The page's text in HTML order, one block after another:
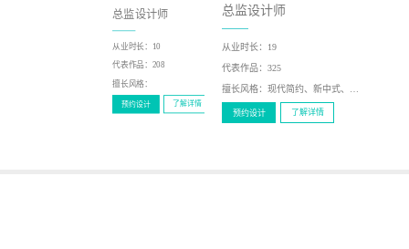
总监设计师
从业时长： 19
代表作品： 325
擅长风格： 现代简约、新中式、北欧风、轻奢、美式
预约设计 了解详情
总监设计师
从业时长： 10
代表作品： 208
擅长风格：
预约设计 了解详情